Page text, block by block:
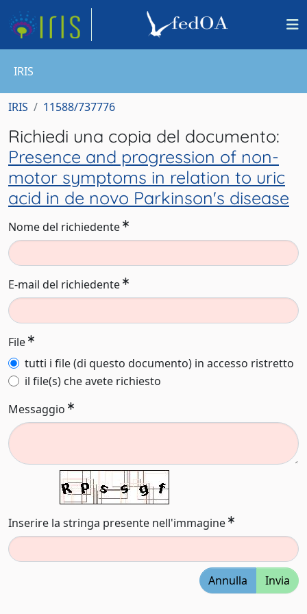
IRIS
IRIS 11588/737776
Richiedi una copia del documento:
Presence and progression of non-
motor symptoms in relation to uric
acid in de novo Parkinson's disease
Nome del richiedente
E-mail del richiedente
File
tutti i file (di questo documento) in accesso ristretto
il file(s) che avete richiesto
Messaggio
Inserire la stringa presente nell'immagine
Annulla Invia